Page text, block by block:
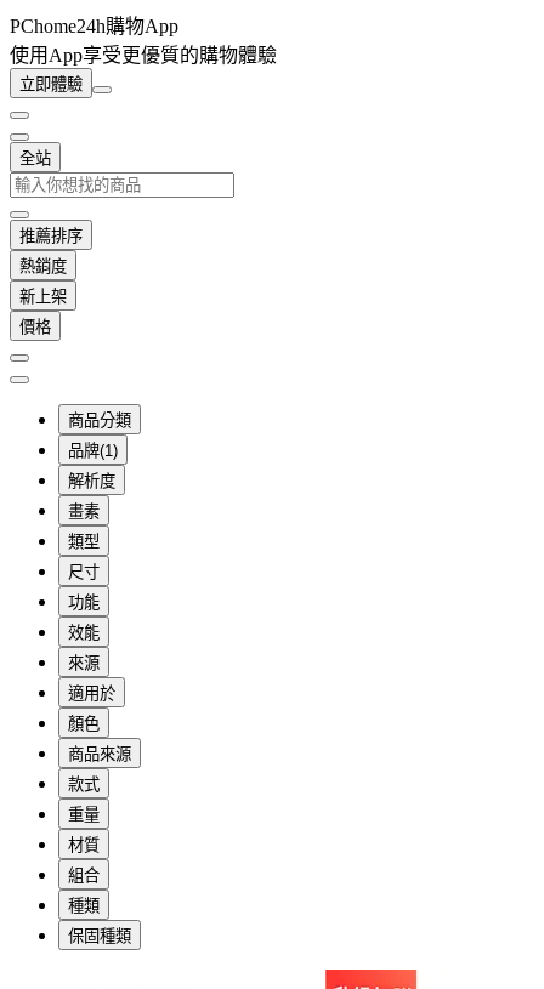
PChome24h購物App
使用App享受更優質的購物體驗
立即體驗
全站
推薦排序
熱銷度
新上架
價格
商品分類
品牌(1)
解析度
畫素
類型
尺寸
功能
效能
來源
適用於
顏色
商品來源
款式
重量
材質
組合
種類
保固種類